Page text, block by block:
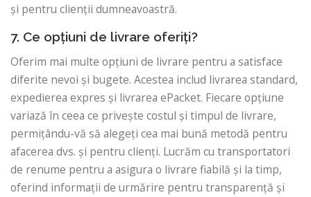
și pentru clienții dumneavoastră.
7. Ce opțiuni de livrare oferiți?
Oferim mai multe opțiuni de livrare pentru a satisface
diferite nevoi și bugete. Acestea includ livrarea standard,
expedierea expres și livrarea ePacket. Fiecare opțiune
variază în ceea ce privește costul și timpul de livrare,
permițându-vă să alegeți cea mai bună metodă pentru
afacerea dvs. și pentru clienți. Lucrăm cu transportatori
de renume pentru a asigura o livrare fiabilă și la timp,
oferind informații de urmărire pentru transparență și